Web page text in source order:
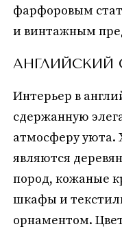
фарфоровым
и винтажным
АНГЛИЙСКИЙ
Интерьер в
сдержанную
атмосферу
являются
пород, кожаные
шкафы и
орнаментом.